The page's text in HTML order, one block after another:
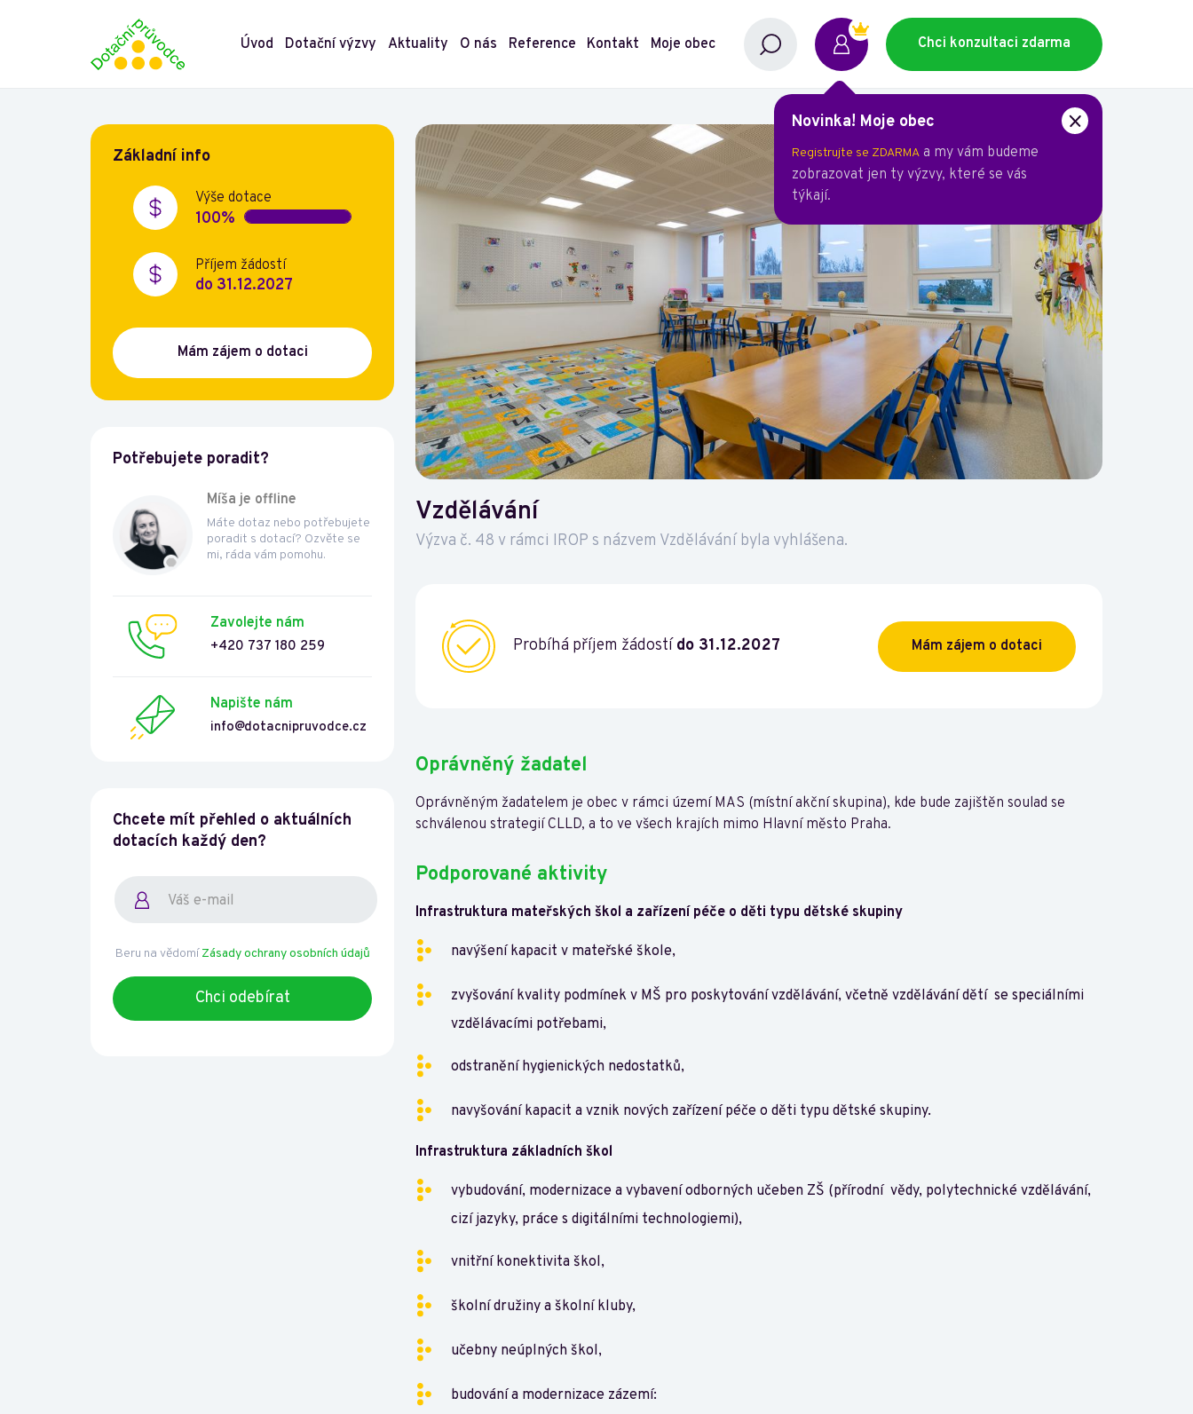
Úvod Dotační výzvy Aktuality O nás Reference Kontakt Moje obec Chci konzultaci zdarma
Novinka! Moje obec
Registrujte se ZDARMA a my vám budeme
zobrazovat jen ty výzvy, které se vás
týkají.
Základní info
Výše dotace
100%
Příjem žádostí
do 31.12.2027
Mám zájem o dotaci
Potřebujete poradit?
Míša je offline
Máte dotaz nebo potřebujete
poradit s dotací? Ozvěte se
mi, ráda vám pomohu.
Zavolejte nám
+420 737 180 259
Napište nám
info@dotacnipruvodce.cz
Chcete mít přehled o aktuálních
dotacích každý den?
Beru na vědomíZásady ochrany osobních údajů
Vzdělávání
Výzva č. 48 v rámci IROP s názvem Vzdělávání byla vyhlášena.
Probíhá příjem žádostí do 31.12.2027 Mám zájem o dotaci
Oprávněný žadatel
Oprávněným žadatelem je obec v rámci území MAS (místní akční skupina), kde bude zajištěn soulad se
schválenou strategií CLLD, a to ve všech krajích mimo Hlavní město Praha.
Podporované aktivity
Infrastruktura mateřských škol a zařízení péče o děti typu dětské skupiny
navýšení kapacit v mateřské škole,
zvyšování kvality podmínek v MŠ pro poskytování vzdělávání, včetně vzdělávání dětí se speciálními
vzdělávacími potřebami,
odstranění hygienických nedostatků,
navyšování kapacit a vznik nových zařízení péče o děti typu dětské skupiny.
Infrastruktura základních škol
vybudování, modernizace a vybavení odborných učeben ZŠ (přírodní vědy, polytechnické vzdělávání,
cizí jazyky, práce s digitálními technologiemi),
vnitřní konektivita škol,
školní družiny a školní kluby,
učebny neúplných škol,
budování a modernizace zázemí: